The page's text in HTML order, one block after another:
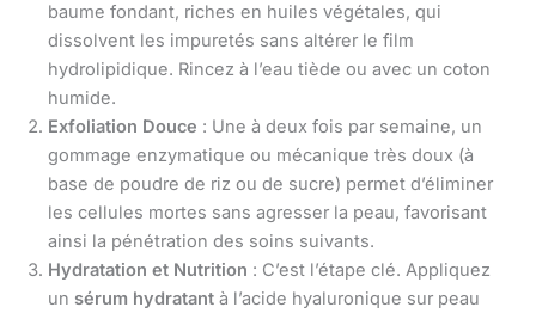
baume fondant, riches en huiles végétales, qui
dissolvent les impuretés sans altérer le film
hydrolipidique. Rincez à l’eau tiède ou avec un coton
humide.
Exfoliation Douce : Une à deux fois par semaine, un
gommage enzymatique ou mécanique très doux (à
base de poudre de riz ou de sucre) permet d’éliminer
les cellules mortes sans agresser la peau, favorisant
ainsi la pénétration des soins suivants.
Hydratation et Nutrition : C’est l’étape clé. Appliquez
un sérum hydratant à l’acide hyaluronique sur peau